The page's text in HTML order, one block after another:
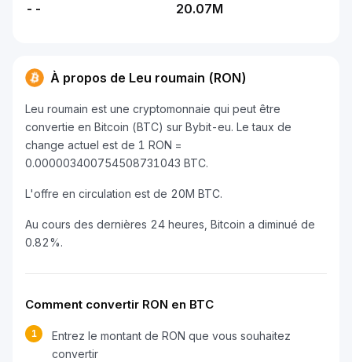
-- 20.07M
À propos de Leu roumain (RON)
Leu roumain est une cryptomonnaie qui peut être
convertie en Bitcoin (BTC) sur Bybit-eu. Le taux de
change actuel est de 1 RON =
0.000003400754508731043 BTC.
L'offre en circulation est de 20M BTC.
Au cours des dernières 24 heures, Bitcoin a diminué de
0.82%.
Comment convertir RON en BTC
1
Entrez le montant de RON que vous souhaitez
convertir